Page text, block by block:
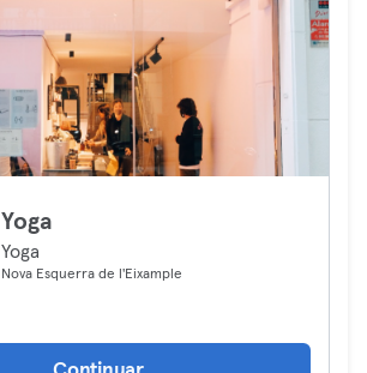
Yoga
Yoga
Nova Esquerra de l'Eixample